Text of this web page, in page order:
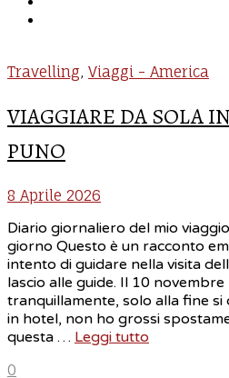
Travelling, Viaggi - America
VIAGGIARE DA SOLA
PUNO
8 Aprile 2026
Diario giornaliero del mio
giorno Questo è un racconto
intento di guidare nella visita
lascio alle guide. Il 10
tranquillamente, solo alla fine si
in hotel, non ho grossi
questa … Leggi tutto
0